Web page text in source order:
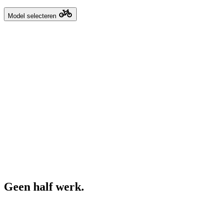
Model selecteren
Geen half werk.